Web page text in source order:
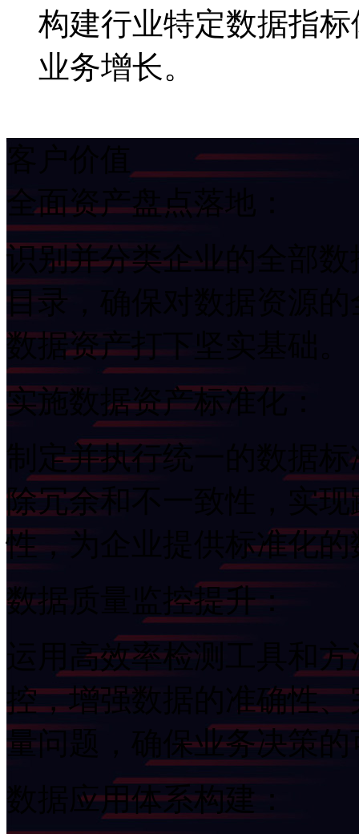
构建行业特定数据指标
业务增长。
全面资产盘点落地：
识别并分类企业的全部数
目录，确保对数据资源
数据资产打下坚实基础。
实施数据资产标准化：
制定并执行统一的数据标
除冗余和不一致性，
性，为企业提供标准化
数据质量监控提升：
运用高效率检测工具和方
控，增强数据的准确性
量问题，确保业务决策
数据应用体系构建：